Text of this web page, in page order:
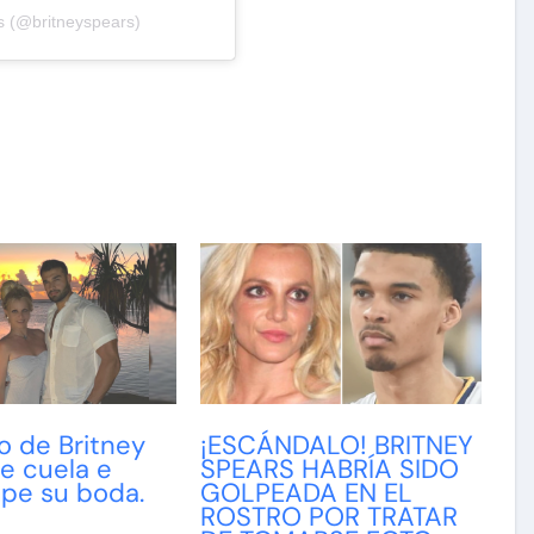
(@britneyspears)
de Britney
cuela e
su boda.
¡ESCÁNDALO! BRITNEY
SPEARS HABRÍA SIDO
GOLPEADA EN EL
ROSTRO POR TRATAR